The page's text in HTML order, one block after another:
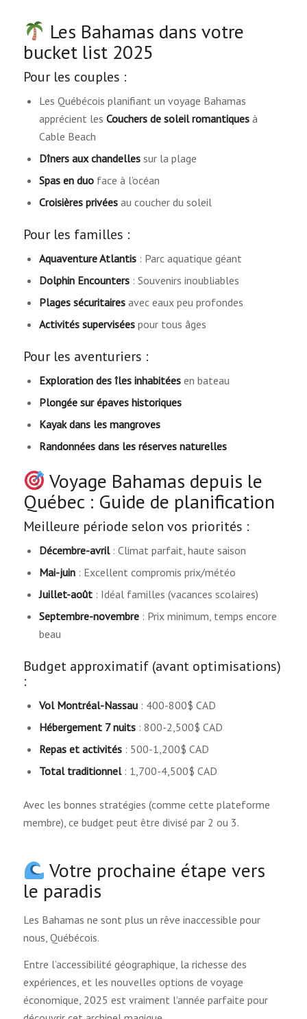
Les Bahamas dans votre
bucket list 2025
Pour les couples :
Les Québécois planifiant un voyage Bahamas
apprécient les Couchers de soleil romantiquesà
Cable Beach
Dîners aux chandellessur la plage
Spas en duoface à l’océan
Croisières privéesau coucher du soleil
Pour les familles :
Aquaventure Atlantis: Parc aquatique géant
Dolphin Encounters: Souvenirs inoubliables
Plages sécuritairesavec eaux peu profondes
Activités superviséespour tous âges
Pour les aventuriers :
Exploration des îles inhabitéesen bateau
Plongée sur épaves historiques
Kayak dans les mangroves
Randonnées dans les réserves naturelles
Voyage Bahamas depuis le
Québec : Guide de planification
Meilleure période selon vos priorités :
Décembre-avril: Climat parfait, haute saison
Mai-juin: Excellent compromis prix/météo
Juillet-août: Idéal familles (vacances scolaires)
Septembre-novembre: Prix minimum, temps encore
beau
Budget approximatif (avant optimisations)
:
Vol Montréal-Nassau: 400-800$ CAD
Hébergement 7 nuits: 800-2,500$ CAD
Repas et activités: 500-1,200$ CAD
Total traditionnel: 1,700-4,500$ CAD
Avec les bonnes stratégies (comme cette plateforme
membre), ce budget peut être divisé par 2 ou 3.
Votre prochaine étape vers
le paradis
Les Bahamas ne sont plus un rêve inaccessible pour
nous, Québécois.
Entre l’accessibilité géographique, la richesse des
expériences, et les nouvelles options de voyage
économique, 2025 est vraiment l’année parfaite pour